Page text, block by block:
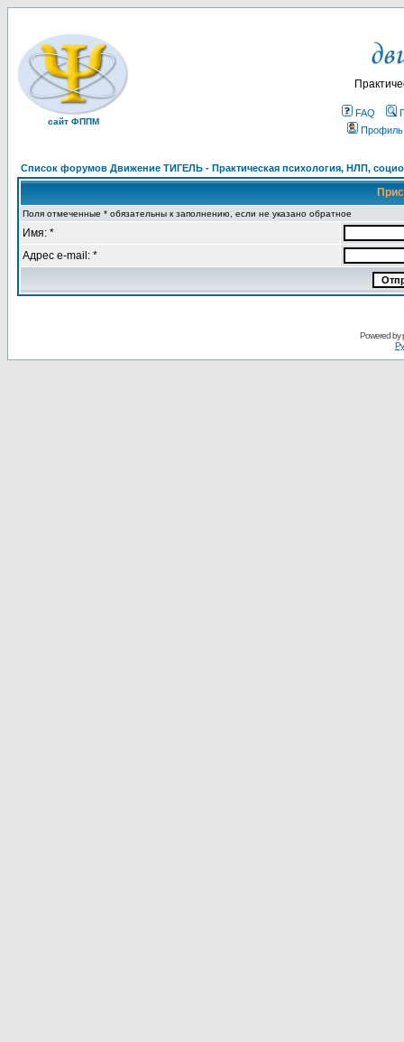
сайт ФППМ
FAQ
Профиль
Список форумов Движение ТИГЕЛЬ - Практическая психология, НЛП,
Поля отмеченные * обязательны к заполнению, если не указано обратное
Имя: *
Адрес e-mail: *
Powered by